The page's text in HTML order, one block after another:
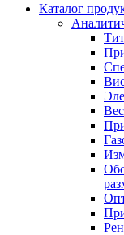
Каталог